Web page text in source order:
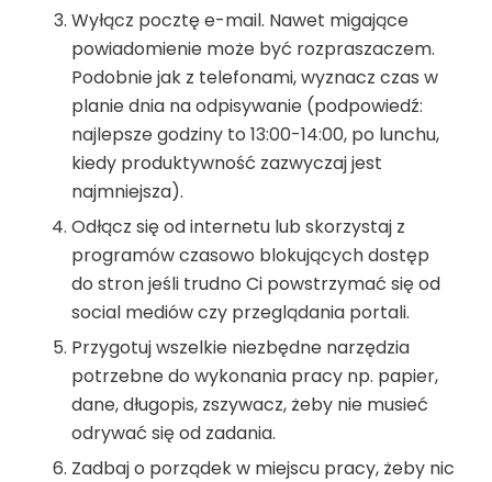
Wyłącz pocztę e-mail. Nawet migające
powiadomienie może być rozpraszaczem.
Podobnie jak z telefonami, wyznacz czas w
planie dnia na odpisywanie (podpowiedź:
najlepsze godziny to 13:00-14:00, po lunchu,
kiedy produktywność zazwyczaj jest
najmniejsza).
Odłącz się od internetu lub skorzystaj z
programów czasowo blokujących dostęp
do stron jeśli trudno Ci powstrzymać się od
social mediów czy przeglądania portali.
Przygotuj wszelkie niezbędne narzędzia
potrzebne do wykonania pracy np. papier,
dane, długopis, zszywacz, żeby nie musieć
odrywać się od zadania.
Zadbaj o porządek w miejscu pracy, żeby nic